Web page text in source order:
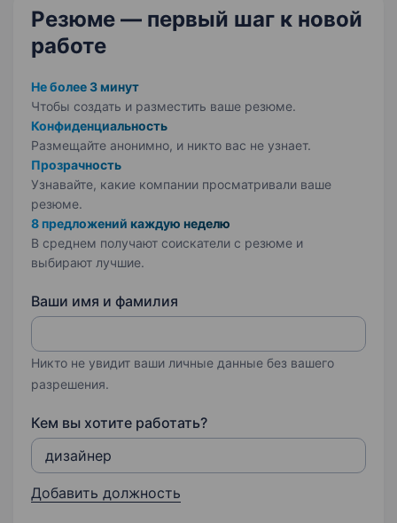
Резюме — первый шаг к новой
работе
Не более 3 минут
Чтобы создать и разместить ваше резюме.
Конфиденциальность
Размещайте анонимно, и никто вас не узнает.
Прозрачность
Узнавайте, какие компании просматривали ваше
резюме.
8 предложений каждую неделю
В среднем получают соискатели с резюме и
выбирают лучшие.
Ваши имя и фамилия
Никто не увидит ваши личные данные без вашего
разрешения.
Кем вы хотите работать?
Добавить должность